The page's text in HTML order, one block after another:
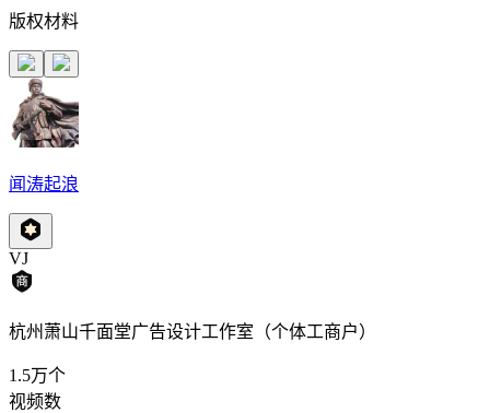
版权材料
闻涛起浪
VJ
杭州萧山千面堂广告设计工作室（个体工商户）
1.5万个
视频数